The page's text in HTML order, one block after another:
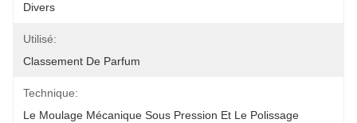
Divers
Utilisé:
Classement De Parfum
Technique:
Le Moulage Mécanique Sous Pression Et Le Polissage